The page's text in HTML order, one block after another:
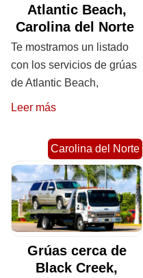
Atlantic Beach,
Carolina del Norte
Te mostramos un listado
con los servicios de grúas
de Atlantic Beach,
Leer más
Carolina del Norte
Grúas cerca de
Black Creek,